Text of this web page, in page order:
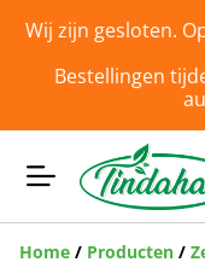
Wij zijn gesloten.
Bestellingen
Home / Producten /